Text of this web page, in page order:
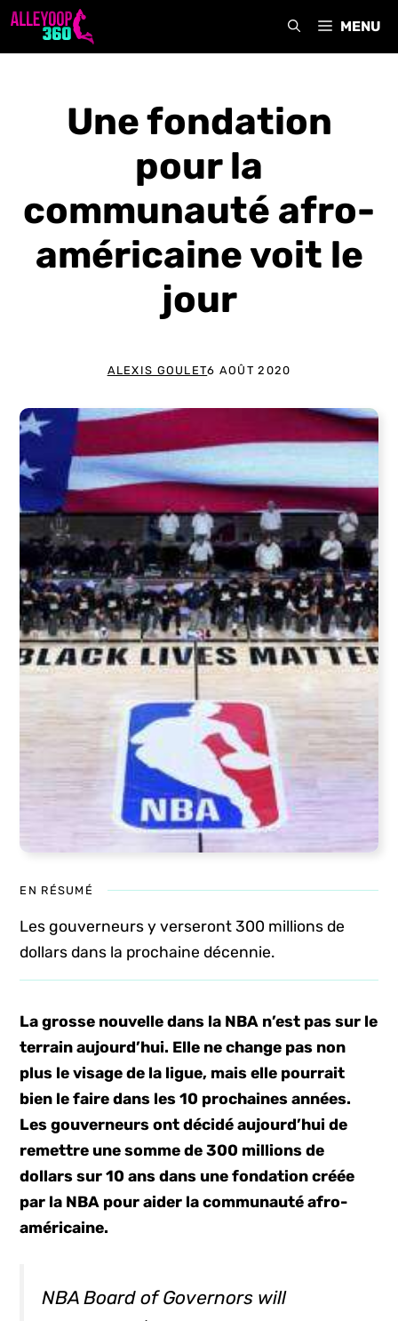
Aller
MENU
Une fondation
pour la
communauté afro-
américaine voit le
jour
ALEXIS GOULET6 AOÛT 2020
EN RÉSUMÉ
Les gouverneurs y verseront 300 millions de
dollars dans la prochaine décennie.
La grosse nouvelle dans la NBA n’est pas sur le
terrain aujourd’hui. Elle ne change pas non
plus le visage de la ligue, mais elle pourrait
bien le faire dans les 10 prochaines années.
Les gouverneurs ont décidé aujourd’hui de
remettre une somme de 300 millions de
dollars sur 10 ans dans une fondation créée
par la NBA pour aider la communauté afro-
américaine.
NBA Board of Governors will